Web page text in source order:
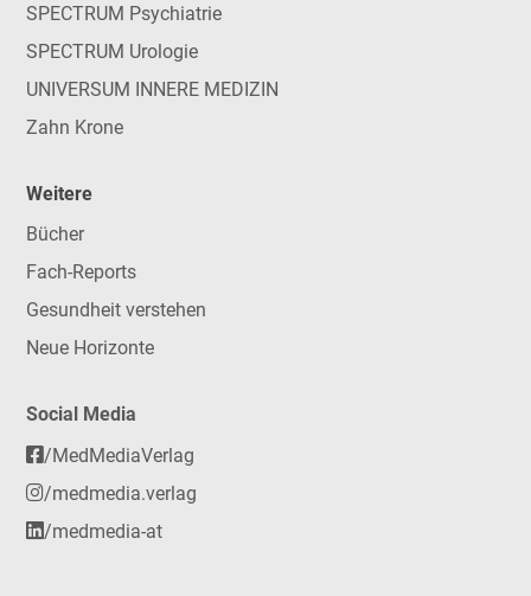
SPECTRUM Psychiatrie
SPECTRUM Urologie
UNIVERSUM INNERE MEDIZIN
Zahn Krone
Weitere
Bücher
Fach-Reports
Gesundheit verstehen
Neue Horizonte
Social Media
/MedMediaVerlag
/medmedia.verlag
/medmedia-at